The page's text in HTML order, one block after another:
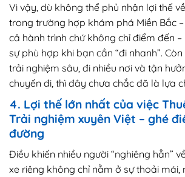
Vì vậy, dù không thể phủ nhận lợi thế
trong trường hợp khám phá Miền Bắc
cả hành trình chứ không chỉ điểm đến
sự phù hợp khi bạn cần “đi nhanh”.
trải nghiệm sâu, đi nhiều nơi và tận
chuyến đi, thì đây chưa chắc đã là lựa
4. Lợi thế lớn nhất của việc
Trải nghiệm xuyên Việt – ghé
đường
Điều khiến nhiều người “nghiêng hẳn”
xe riêng không chỉ nằm ở sự thoải mái,